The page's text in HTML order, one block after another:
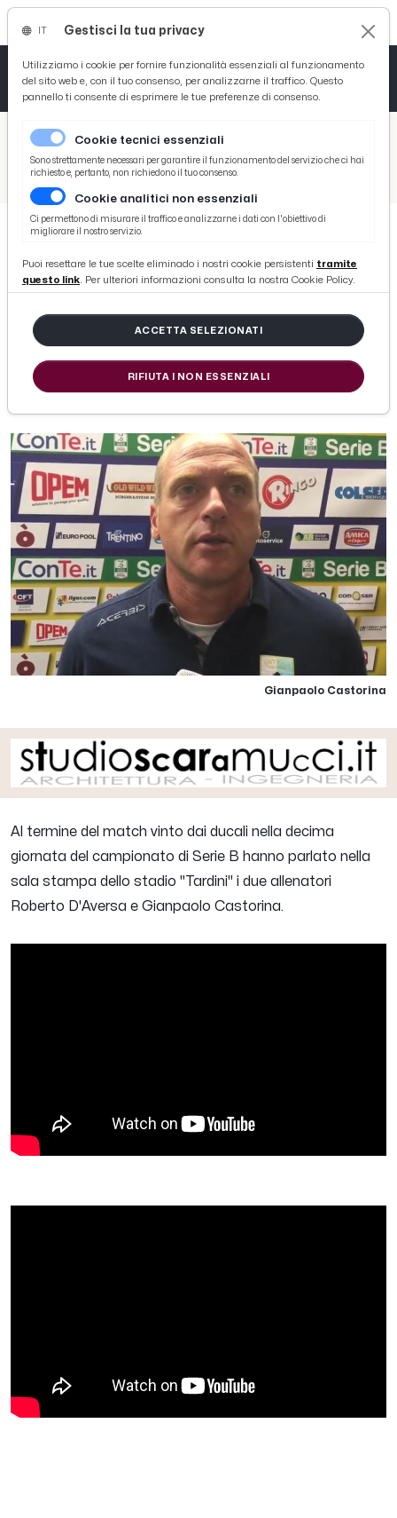
/ Picenotime
/ Serie B
Parma-Virtus Entella 3-1, le voci di D'Aversa e Castorina post gara
Parma-Virtus Entella 3-1, le voci di
D'Aversa e Castorina post gara
domenica 22 ottobre 2017
Gianpaolo Castorina
Al termine del match vinto dai ducali nella decima
giornata del campionato di Serie B hanno parlato nella
sala stampa dello stadio "Tardini" i due allenatori
Roberto D'Aversa e Gianpaolo Castorina.
Gestisci la tua privacy
Utilizziamo i cookie per fornire funzionalità essenziali al funzionamento
del sito web e, con il tuo consenso, per analizzarne il traffico. Questo
pannello ti consente di esprimere le tue preferenze di consenso.
Cookie tecnici essenziali
Sono strettamente necessari per garantire il funzionamento del servizio che ci hai
richiesto e, pertanto, non richiedono il tuo consenso.
Cookie analitici non essenziali
Ci permettono di misurare il traffico e analizzarne i dati con l'obiettivo di
migliorare il nostro servizio.
Puoi resettare le tue scelte eliminado i nostri cookie persistenti tramite
questo link. Per ulteriori informazioni consulta la nostra Cookie Policy.
ACCETTA SELEZIONATI
RIFIUTA I NON ESSENZIALI
Tutto News
Tutto Sport
Basket
Ciclismo
Tutto Curiosità